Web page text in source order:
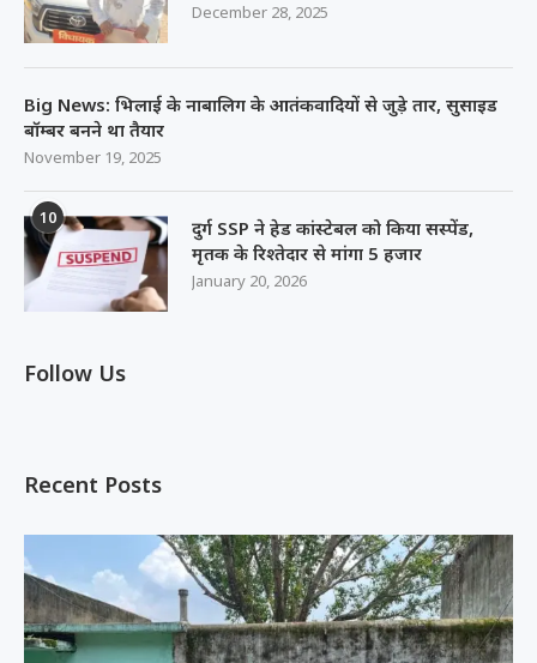
December 28, 2025
Big News: भिलाई के नाबालिग के आतंकवादियों से जुड़े तार, सुसाइड
बॉम्बर बनने था तैयार
November 19, 2025
10
दुर्ग SSP ने हेड कांस्टेबल को किया सस्पेंड,
मृतक के रिश्तेदार से मांगा 5 हजार
January 20, 2026
Follow Us
Recent Posts